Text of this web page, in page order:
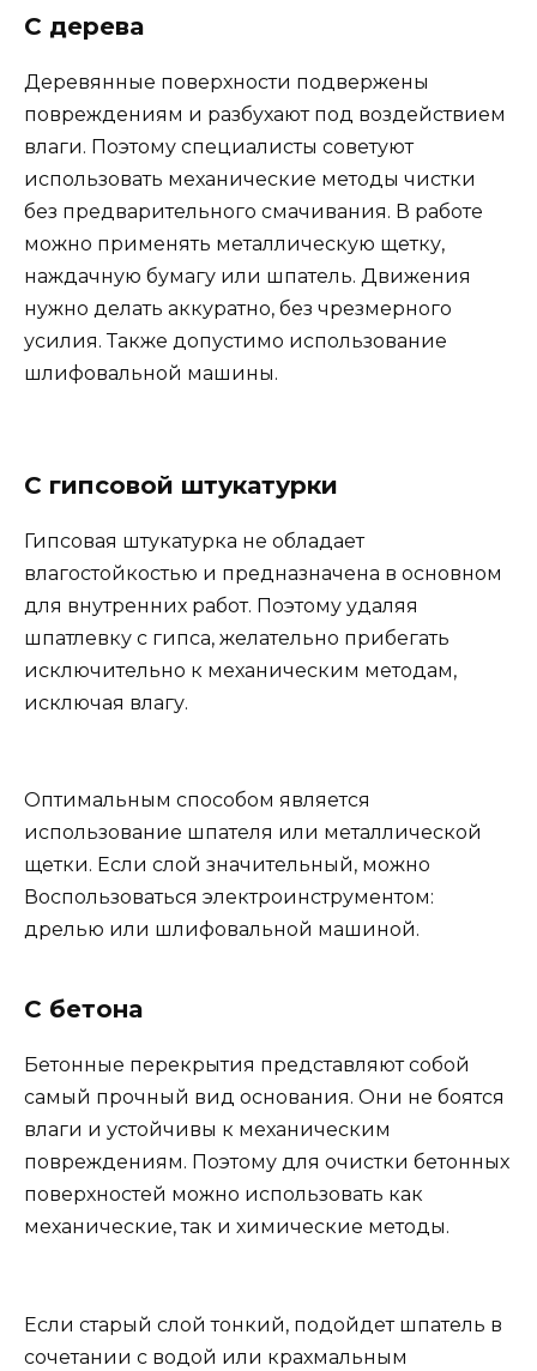
С дерева
Деревянные поверхности подвержены
повреждениям и разбухают под воздействием
влаги. Поэтому специалисты советуют
использовать механические методы чистки
без предварительного смачивания. В работе
можно применять металлическую щетку,
наждачную бумагу или шпатель. Движения
нужно делать аккуратно, без чрезмерного
усилия. Также допустимо использование
шлифовальной машины.
С гипсовой штукатурки
Гипсовая штукатурка не обладает
влагостойкостью и предназначена в основном
для внутренних работ. Поэтому удаляя
шпатлевку с гипса, желательно прибегать
исключительно к механическим методам,
исключая влагу.
Оптимальным способом является
использование шпателя или металлической
щетки. Если слой значительный, можно
Воспользоваться электроинструментом:
дрелью или шлифовальной машиной.
С бетона
Бетонные перекрытия представляют собой
самый прочный вид основания. Они не боятся
влаги и устойчивы к механическим
повреждениям. Поэтому для очистки бетонных
поверхностей можно использовать как
механические, так и химические методы.
Если старый слой тонкий, подойдет шпатель в
сочетании с водой или крахмальным